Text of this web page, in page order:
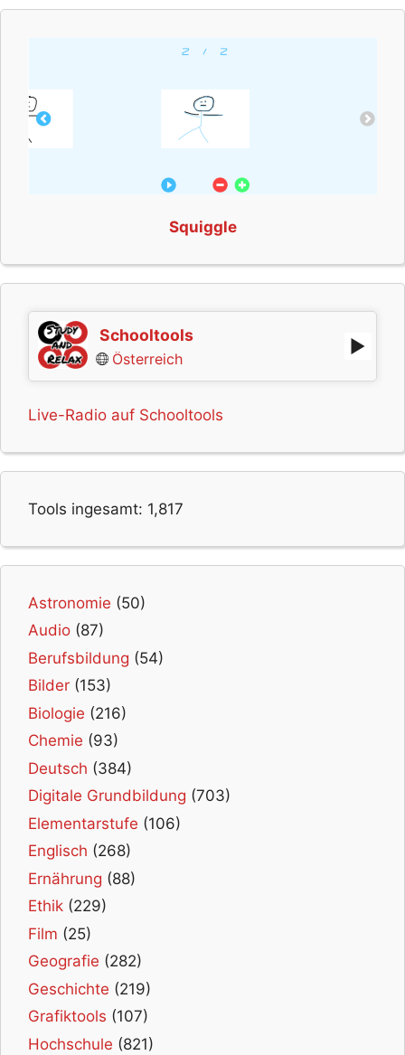
Squiggle
Schooltools
Österreich
Live-Radio auf Schooltools
Tools ingesamt: 1,817
Astronomie (50)
Audio (87)
Berufsbildung (54)
Bilder (153)
Biologie (216)
Chemie (93)
Deutsch (384)
Digitale Grundbildung (703)
Elementarstufe (106)
Englisch (268)
Ernährung (88)
Ethik (229)
Film (25)
Geografie (282)
Geschichte (219)
Grafiktools (107)
Hochschule (821)